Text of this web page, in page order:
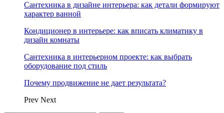
Сантехника в дизайне интерьера: как детали формируют
характер ванной
Кондиционер в интерьере: как вписать климатику в
дизайн комнаты
Сантехника в интерьерном проекте: как выбрать
оборудование под стиль
Почему продвижение не дает результата?
Prev Next